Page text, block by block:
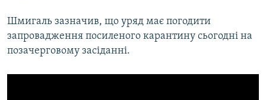
Шмигаль зазначив, що уряд має погодити
запровадження посиленого карантину сьогодні на
позачерговому засіданні.